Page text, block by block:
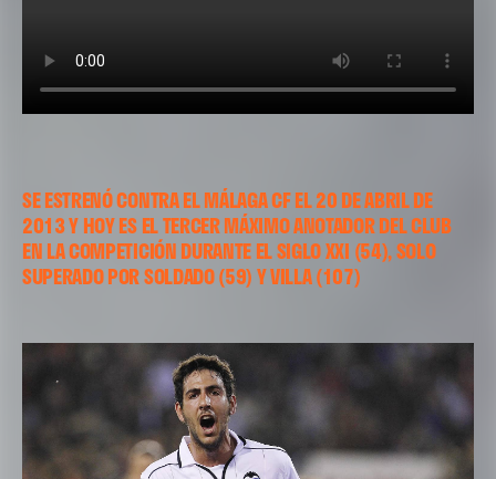
SE ESTRENÓ CONTRA EL MÁLAGA CF EL 20 DE ABRIL DE
2013 Y HOY ES EL TERCER MÁXIMO ANOTADOR DEL CLUB
EN LA COMPETICIÓN DURANTE EL SIGLO XXI (54), SOLO
SUPERADO POR SOLDADO (59) Y VILLA (107)